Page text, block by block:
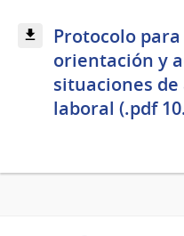
Protocolo
orientación y
situaciones de
laboral (.pdf